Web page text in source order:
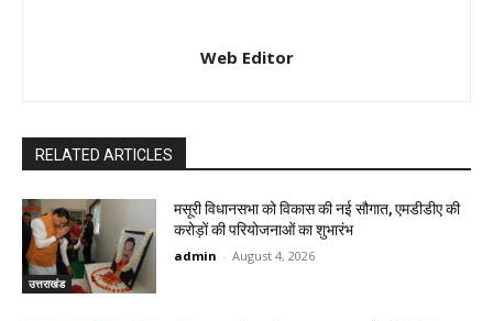
Web Editor
RELATED ARTICLES
उत्तराखंड
मसूरी विधानसभा को विकास की नई सौगात, एमडीडीए की
करोड़ों की परियोजनाओं का शुभारंभ
admin - August 4, 2026